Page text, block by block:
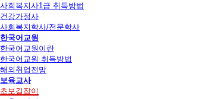
사회복지사1급 취득방법
건강가정사
사회복지학사/전문학사
한국어교원
한국어교원이란
한국어교원 취득방법
해외취업전망
보육교사
초보길잡이